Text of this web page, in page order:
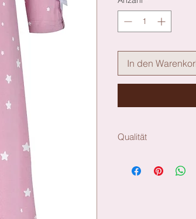
In den
Qualität
Passform: schmal